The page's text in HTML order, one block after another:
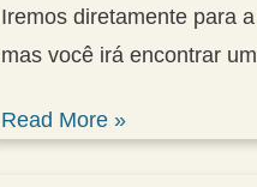
Iremos diretamente para
mas você irá encontrar
Read More »